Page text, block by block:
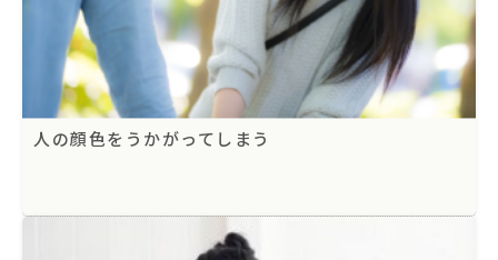
人の顔色をうかがってしまう